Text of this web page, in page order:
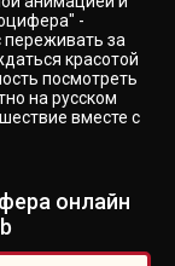
-
переживать за
красотой
посмотреть
на русском
вместе с
онлайн